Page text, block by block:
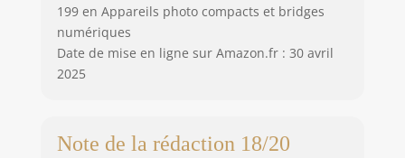
199 en Appareils photo compacts et bridges
numériques
Date de mise en ligne sur Amazon.fr : 30 avril
2025
Note de la rédaction 18/20